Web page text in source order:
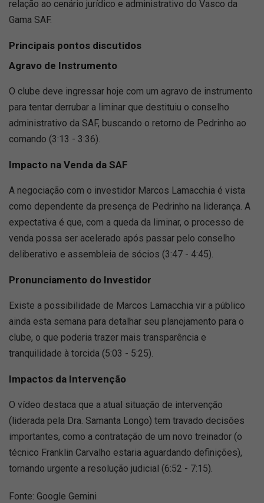
relação ao cenário jurídico e administrativo do Vasco da
Gama SAF.
Principais pontos discutidos
Agravo de Instrumento
O clube deve ingressar hoje com um agravo de instrumento
para tentar derrubar a liminar que destituiu o conselho
administrativo da SAF, buscando o retorno de Pedrinho ao
comando (3:13 - 3:36).
Impacto na Venda da SAF
A negociação com o investidor Marcos Lamacchia é vista
como dependente da presença de Pedrinho na liderança. A
expectativa é que, com a queda da liminar, o processo de
venda possa ser acelerado após passar pelo conselho
deliberativo e assembleia de sócios (3:47 - 4:45).
Pronunciamento do Investidor
Existe a possibilidade de Marcos Lamacchia vir a público
ainda esta semana para detalhar seu planejamento para o
clube, o que poderia trazer mais transparência e
tranquilidade à torcida (5:03 - 5:25).
Impactos da Intervenção
O vídeo destaca que a atual situação de intervenção
(liderada pela Dra. Samanta Longo) tem travado decisões
importantes, como a contratação de um novo treinador (o
técnico Franklin Carvalho estaria aguardando definições),
tornando urgente a resolução judicial (6:52 - 7:15).
Fonte: Google Gemini